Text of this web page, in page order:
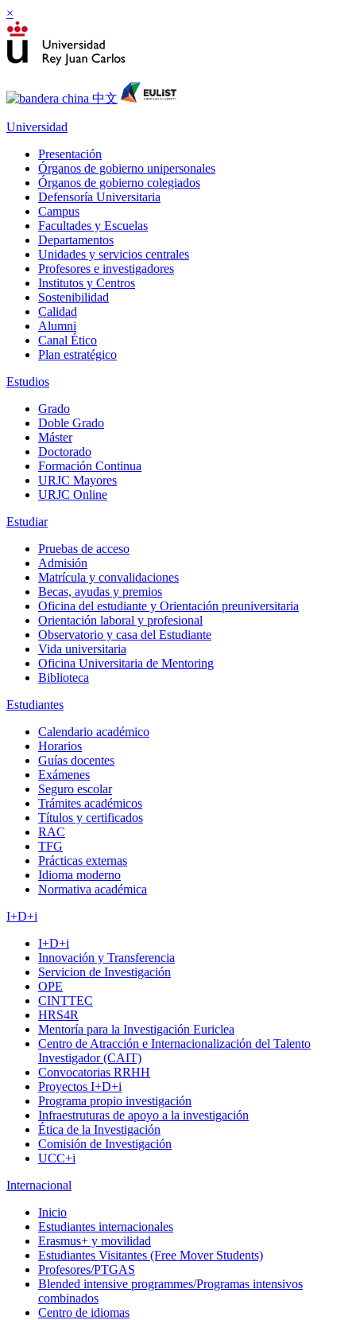
×
Universidad
Presentación
Órganos de gobierno unipersonales
Órganos de gobierno colegiados
Defensoría Universitaria
Campus
Facultades y Escuelas
Departamentos
Unidades y servicios centrales
Profesores e investigadores
Institutos y Centros
Sostenibilidad
Calidad
Alumni
Canal Ético
Plan estratégico
Estudios
Grado
Doble Grado
Máster
Doctorado
Formación Continua
URJC Mayores
URJC Online
Estudiar
Pruebas de acceso
Admisión
Matrícula y convalidaciones
Becas, ayudas y premios
Oficina del estudiante y Orientación preuniversitaria
Orientación laboral y profesional
Observatorio y casa del Estudiante
Vida universitaria
Oficina Universitaria de Mentoring
Biblioteca
Estudiantes
Calendario académico
Horarios
Guías docentes
Exámenes
Seguro escolar
Trámites académicos
Títulos y certificados
RAC
TFG
Prácticas externas
Idioma moderno
Normativa académica
I+D+i
I+D+i
Innovación y Transferencia
Servicion de Investigación
OPE
CINTTEC
HRS4R
Mentoría para la Investigación Euriclea
Centro de Atracción e Internacionalización del Talento
Investigador (CAIT)
Convocatorias RRHH
Proyectos I+D+i
Programa propio investigación
Infraestruturas de apoyo a la investigación
Ética de la Investigación
Comisión de Investigación
UCC+i
Internacional
Inicio
Estudiantes internacionales
Erasmus+ y movilidad
Estudiantes Visitantes (Free Mover Students)
Profesores/PTGAS
Blended intensive programmes/Programas intensivos
combinados
Centro de idiomas